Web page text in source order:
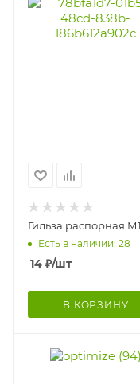
Гильза распорная
Есть в наличии: 28
14 ₽/шт
В КОРЗИНУ